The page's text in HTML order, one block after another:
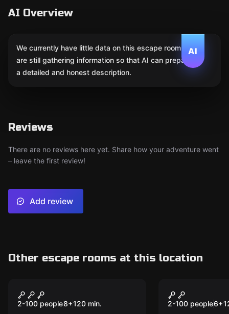
AI Overview
AI
We currently have little data on this escape room. We
are still gathering information so that AI can prepare
a detailed and honest description.
Reviews
There are no reviews here yet. Share how your adventure went
– leave the first review!
Add review
Other escape rooms at this location
Mystery
2-100 people8+120 min.
MOONIE
2-100 people6+